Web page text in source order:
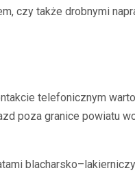
czy także drobnymi
telefonicznym
poza granice powiatu